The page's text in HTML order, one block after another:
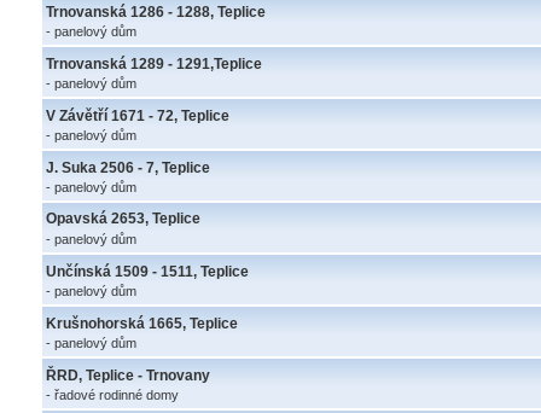
Trnovanská 1286 - 1288, Teplice
- panelový dům
Trnovanská 1289 - 1291,Teplice
- panelový dům
V Závětří 1671 - 72, Teplice
- panelový dům
J. Suka 2506 - 7, Teplice
- panelový dům
Opavská 2653, Teplice
- panelový dům
Unčínská 1509 - 1511, Teplice
- panelový dům
Krušnohorská 1665, Teplice
- panelový dům
ŘRD, Teplice - Trnovany
- řadové rodinné domy